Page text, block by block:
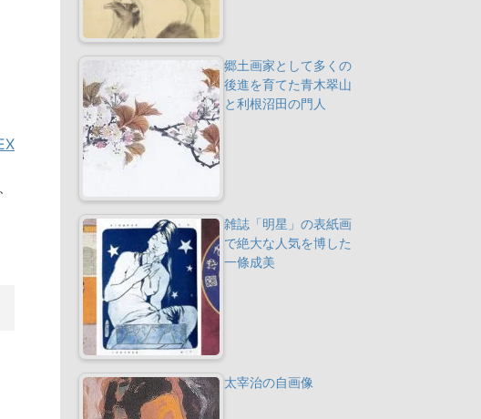
郷土画家として多くの
後進を育てた青木翠山
と利根沼田の門人
雑誌「明星」の表紙画
で絶大な人気を博した
一條成美
太宰治の自画像